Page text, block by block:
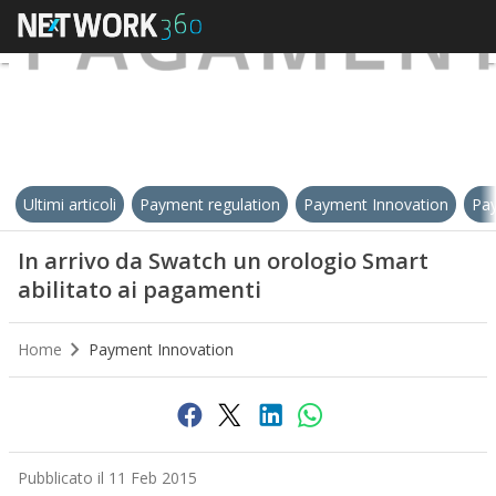
Ultimi articoli Payment regulation Payment Innovation
In arrivo da Swatch un orologio Smart
abilitato ai pagamenti
Home Payment Innovation
Pubblicato il 11 Feb 2015